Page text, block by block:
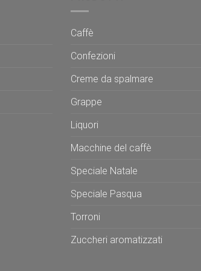
Caffè
Confezioni
Creme da spalmare
Grappe
Liquori
Macchine del caffè
Speciale Natale
Speciale Pasqua
Torroni
Zuccheri aromatizzati